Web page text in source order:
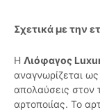
Σχετικά με την
Η Λιόφαγος
αναγνωρίζεται
απολαύσεις στον
αρτοποιίας. Το